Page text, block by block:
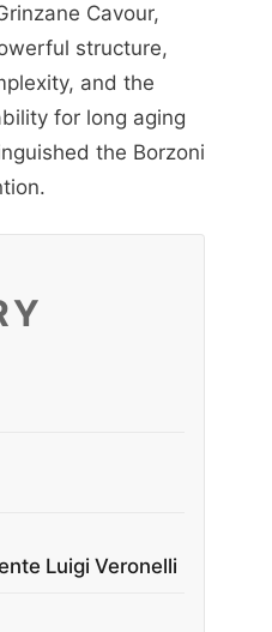
Cavour,
structure,
and the
for long aging
the Borzoni
Luigi Veronelli